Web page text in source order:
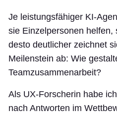
Je leistungsfähiger KI-
sie Einzelpersonen helfen,
desto deutlicher zeichnet
Meilenstein ab: Wie
Teamzusammenarbeit?
Als UX-Forscherin habe
nach Antworten im